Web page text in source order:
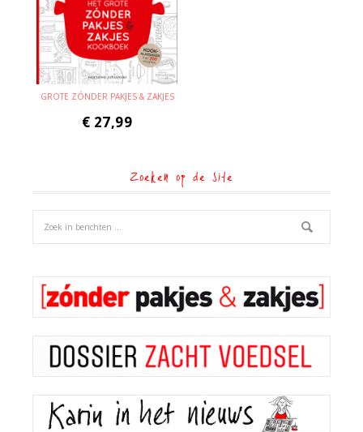
GROTE ZÓNDER PAKJES & ZAKJES
€ 27,99
Zoeken op de site